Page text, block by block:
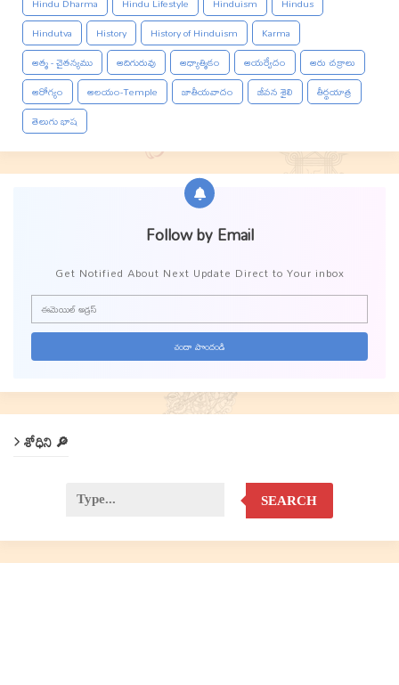
Hindutva
History History of Hinduism
Karma
ఆత్మ - చైతన్యము
ఆదిగురువు ఆధ్యాత్మికం ఆయర్వేదం
ఆరు చక్రాలు
ఆరోగ్యం
ఆలయం-Temple జాతీయవాదం జీవన శైలి
తీర్థయాత్ర
తెలుగు భాష
Follow by Email
Get Notified About Next Update Direct to Your inbox
శోధిని 🔎
SEARCH